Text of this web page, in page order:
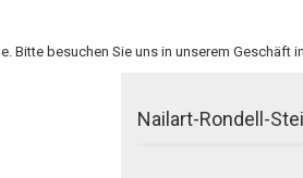
besuchen Sie uns in unserem Geschäft
Nailart-Rondell-